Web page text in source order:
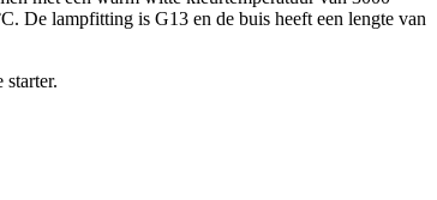
De lampfitting is G13 en de buis heeft een lengte van